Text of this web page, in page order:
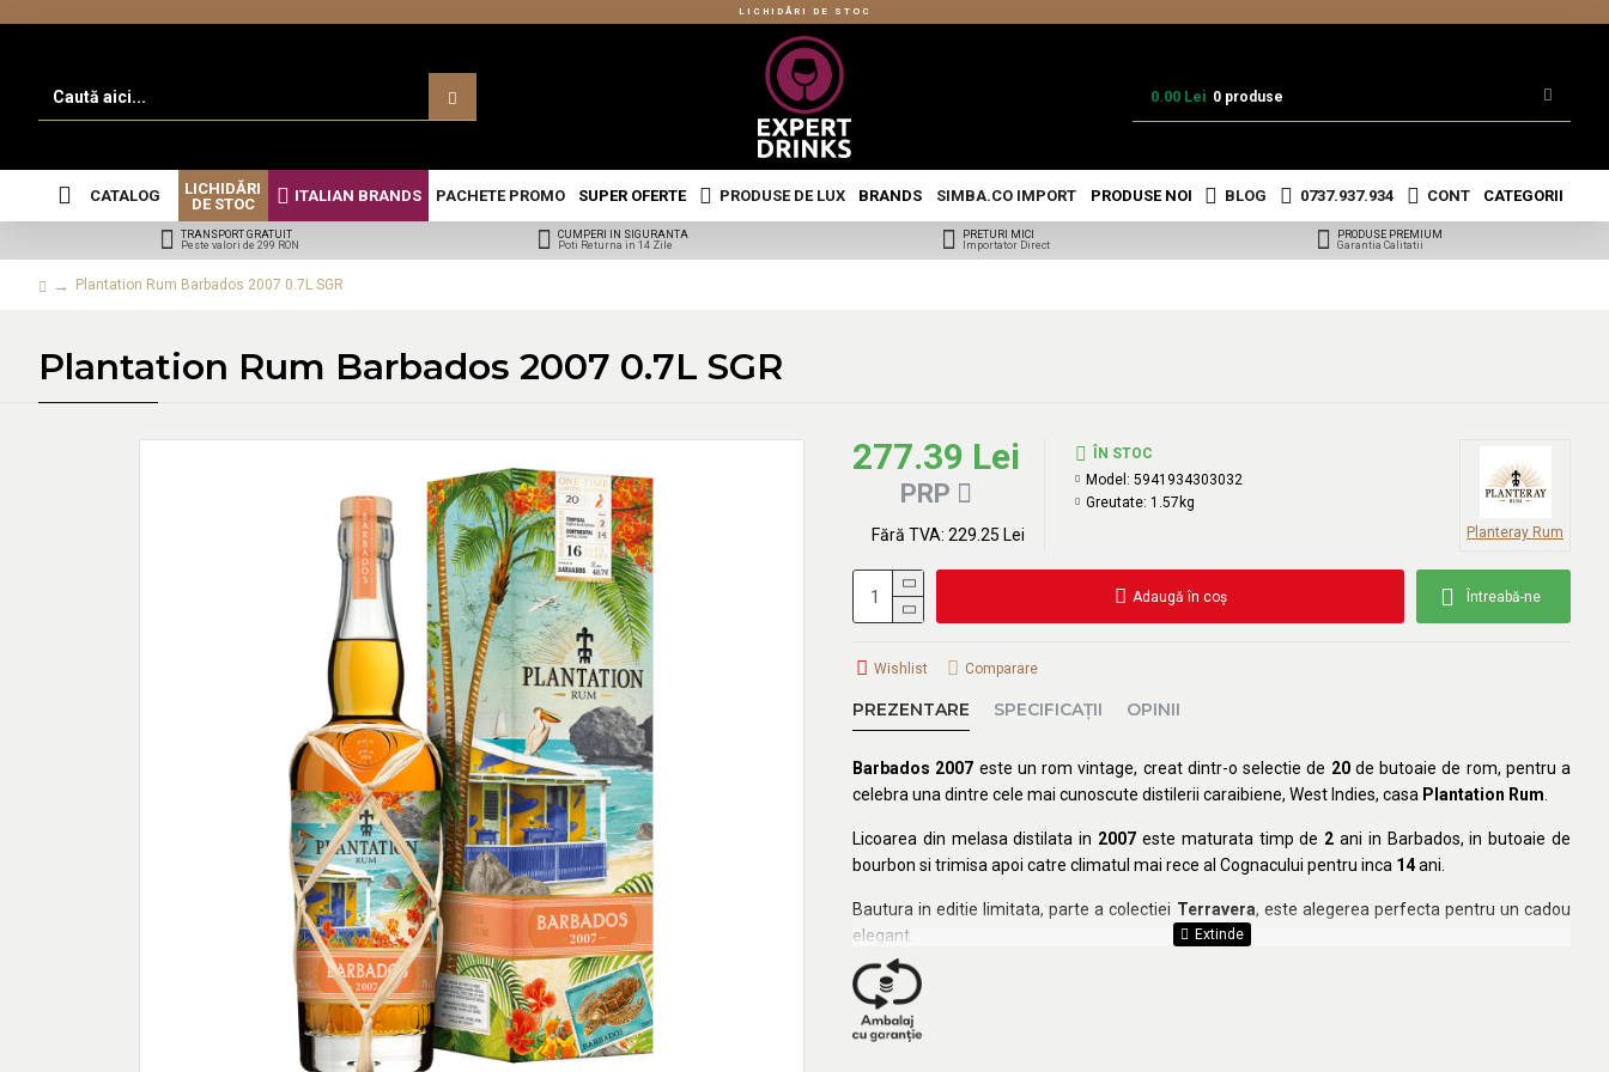
LICHIDĂRI DE STOC
0.00 Lei 0 produse
CATALOG
LICHIDĂRI
DE STOC
ITALIAN BRANDS PACHETE PROMO SUPER OFERTE PRODUSE DE LUX BRANDS SIMBA.CO IMPORT PRODUSE NOI BLOG 0737.937.934 CONT CATEGORII
TRANSPORT GRATUIT
Peste valori de 299 RON
CUMPERI IN SIGURANTA
Poti Returna in 14 Zile
PRETURI MICI
Importator Direct
PRODUSE PREMIUM
Garantia Calitatii
Plantation Rum Barbados 2007 0.7L SGR
Plantation Rum Barbados 2007 0.7L SGR
PREZENTARE SPECIFICAŢII OPINII
Barbados 2007 este un rom vintage, creat dintr-o selectie de 20de butoaie de rom, pentru a
celebra una dintre cele mai cunoscute distilerii caraibiene, West Indies, casa Plantation Rum
Licoarea din melasa distilata in 2007 este maturata timp de 2 ani in Barbados, in butoaie de
bourbon si trimisa apoi catre climatul mai rece al Cognacului pentru inca 14ani.
Bautura in editie limitata, parte a colectiei Terravera, este alegerea perfecta pentru un cadou
elegant.
Aspect : chihlimbar.
Miros: intens si picant, de scortisoara, nucsoara, migdale prajite, banane flambate, coji de
277.39 Lei
PRP
Fără TVA: 229.25 Lei
ÎN STOC
Model: 5941934303032
Greutate: 1.57kg
Planteray Rum
Adaugă în coş Întreabă-ne
Wishlist Comparare